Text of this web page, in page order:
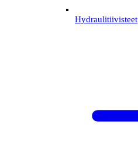
Hydraulitiivisteet